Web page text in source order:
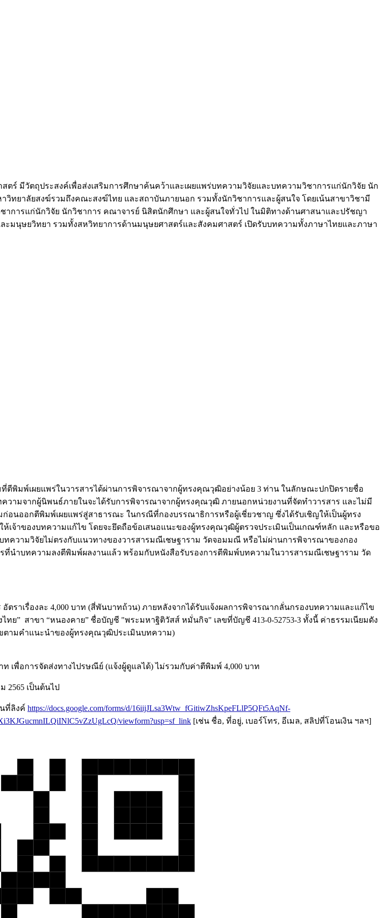
วัตถุประสงค์เพื่อส่งเสริมการศึกษาค้นคว้าและเผยแพร่บทความวิจัยและบทความวิชาการแก่นักวิจัย นัก
ทยาลัยสงฆ์รวมถึงคณะสงฆ์ไทย และสถาบันภายนอก รวมทั้งนักวิชาการและผู้สนใจ โดยเน้นสาขาวิชามี
าการแก่นักวิจัย นักวิชาการ คณาจารย์ นิสิตนักศึกษา และผู้สนใจทั่วไป ในมิติทางด้านศาสนาและปรัชญา
มนุษยวิทยา รวมทั้งสหวิทยาการด้านมนุษยศาสตร์และสังคมศาสตร์ เปิดรับบทความทั้งภาษาไทยและภาษา
พ์เผยแพร่ในวารสารได้ผ่านการพิจารณาจากผู้ทรงคุณวุฒิอย่างน้อย 3 ท่าน ในลักษณะปกปิดรายชื่อ
บทความจากผู้นิพนธ์ภายในจะได้รับการพิจารณาจากผู้ทรงคุณวุฒิ ภายนอกหน่วยงานที่จัดทำวารสาร และไม่มี
นออกตีพิมพ์เผยแพร่สู่สาธารณะ ในกรณีที่กองบรรณาธิการหรือผู้เชี่ยวชาญ ซึ่งได้รับเชิญให้เป็นผู้ทรง
จ้าของบทความแก้ไข โดยจะยึดถือข้อเสนอแนะของผู้ทรงคุณวุฒิผู้ตรวจประเมินเป็นเกณฑ์หลัก และหรือขอ
วามวิจัยไม่ตรงกับแนวทางของวารสารมณีเชษฐาราม วัดจอมมณี หรือไม่ผ่านการพิจารณาของกอง
นำบทความลงตีพิมพ์ผลงานแล้ว พร้อมกับหนังสือรับรองการตีพิมพ์บทความในวารสารมณีเชษฐาราม วัด
เรื่องละ 4,000 บาท (สี่พันบาทถ้วน) ภายหลังจากได้รับแจ้งผลการพิจารณากลั่นกรองบทความและแก้ไข
” สาขา “หนองคาย” ชื่อบัญชี "พระมหาฐิติวัสส์ หมั่นกิจ" เลขที่บัญชี 413-0-52753-3 ทั้งนี้ ค่าธรรมเนียมดัง
ตามคำแนะนำของผู้ทรงคุณวุฒิประเมินบทความ)
อการจัดส่งทางไปรษณีย์ (แจ้งผู้ดูแลได้) ไม่รวมกับค่าตีพิมพ์ 4,000 บาท
2565 เป็นต้นไป
ที่ลิงค์ https://docs.google.com/forms/d/16iijJLsa3Wtw_fGitiwZhsKpeFLlP5QFt5AqNf-
viewform?usp=sf_link [เช่น ชื่อ, ที่อยู่, เบอร์โทร, อีเมล, สลิปที่โอนเงิน ฯลฯ]